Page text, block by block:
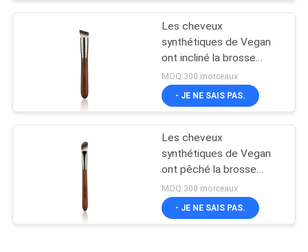
maquillage
Les cheveux
synthétiques de Vegan
ont incliné la brosse
dense principale de base
pour l'artiste Academy
Makeup
MOQ:300 morceaux
- JE NE SAIS PAS.
Les cheveux
synthétiques de Vegan
ont pêché la brosse
plate de poudre de
brosse de base pour
l'artiste Makeup
MOQ:300 morceaux
- JE NE SAIS PAS.